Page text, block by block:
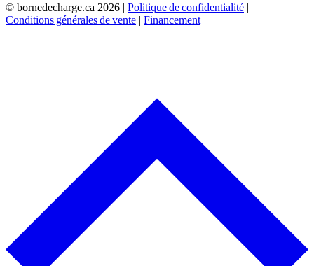
© bornedecharge.ca 2026 | Politique de confidentialité |
Conditions générales de vente | Financement